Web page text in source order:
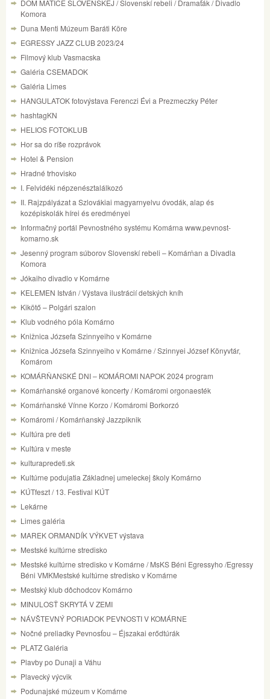
DOM MATICE SLOVENSKEJ / Slovenskí rebeli / Dramaťák / Divadlo
Komora
Duna Menti Múzeum Baráti Köre
EGRESSY JAZZ CLUB 2023/24
Filmový klub Vasmacska
Galéria CSEMADOK
Galéria Limes
HANGULATOK fotovýstava Ferenczi Évi a Prezmeczky Péter
hashtagKN
HELIOS FOTOKLUB
Hor sa do ríše rozprávok
Hotel & Pension
Hradné trhovisko
I. Felvidéki népzenésztalálkozó
II. Rajzpályázat a Szlovákiai magyarnyelvu óvodák, alap és
kozépiskolák hírei és eredményei
Informačný portál Pevnostného systému Komárna www.pevnost-
komarno.sk
Jesenný program súborov Slovenskí rebeli – Komárňan a Divadla
Komora
Jókaiho divadlo v Komárne
KELEMEN István / Výstava ilustrácií detských kníh
Kikötő – Polgári szalon
Klub vodného póla Komárno
Knižnica Józsefa Szinnyeiho v Komárne
Knižnica Józsefa Szinnyeiho v Komárne / Szinnyei József Könyvtár,
Komárom
KOMÁRŇANSKÉ DNI – KOMÁROMI NAPOK 2024 program
Komárňanské organové koncerty / Komáromi orgonaesték
Komárňanské Vínne Korzo / Komáromi Borkorzó
Komáromi / Komárňanský Jazzpiknik
Kultúra pre deti
Kultúra v meste
kulturapredeti.sk
Kultúrne podujatia Základnej umeleckej školy Komárno
KÚTfeszt / 13. Festival KÚT
Lekárne
Limes galéria
MAREK ORMANDÍK VÝKVET výstava
Mestské kultúrne stredisko
Mestské kultúrne stredisko v Komárne / MsKS Béni Egressyho /Egressy
Béni VMKMestské kultúrne stredisko v Komárne
Mestský klub dôchodcov Komárno
MINULOSŤ SKRYTÁ V ZEMI
NÁVŠTEVNÝ PORIADOK PEVNOSTI V KOMÁRNE
Nočné preliadky Pevnosťou – Éjszakai erődtúrák
PLATZ Galéria
Plavby po Dunaji a Váhu
Plavecký výcvik
Podunajské múzeum v Komárne